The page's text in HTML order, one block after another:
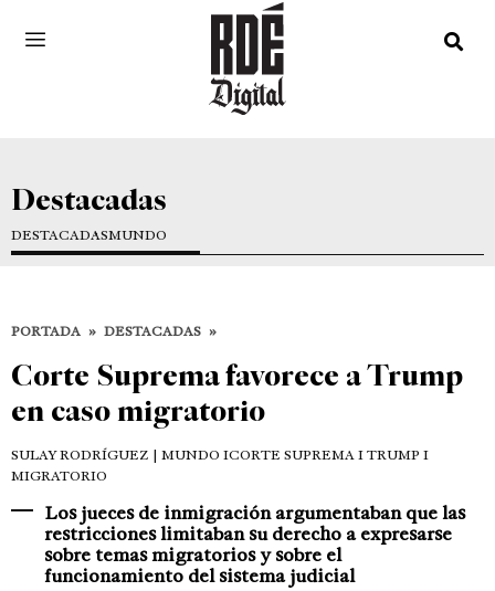
Destacadas
DESTACADASMUNDO
PORTADA » DESTACADAS »
Corte Suprema favorece a Trump
en caso migratorio
SULAY RODRÍGUEZ | MUNDO ICORTE SUPREMA I TRUMP I
MIGRATORIO
Los jueces de inmigración argumentaban que las
restricciones limitaban su derecho a expresarse
sobre temas migratorios y sobre el
funcionamiento del sistema judicial